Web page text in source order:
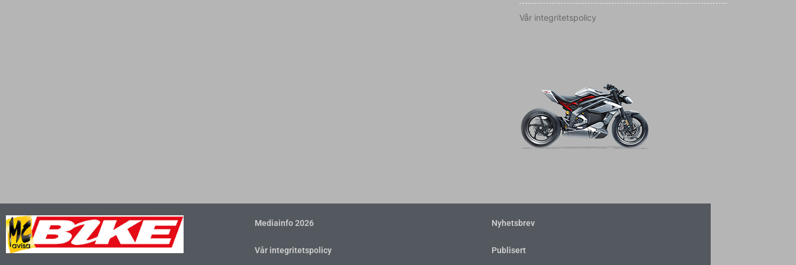
Vår integritetspolicy
Mediainfo 2026
Vår integritetspolicy
Nyhetsbrev
Publisert